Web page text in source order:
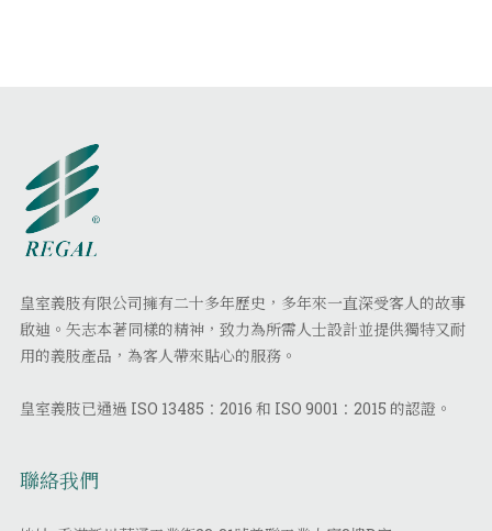
皇室義肢有限公司擁有二十多年歷史，多年來一直深受客人的故事
啟迪。矢志本著同樣的精神，致力為所需人士設計並提供獨特又耐
用的義肢產品，為客人帶來貼心的服務。
皇室義肢已通過 ISO 13485：2016 和 ISO 9001：2015 的認證。
聯絡我們